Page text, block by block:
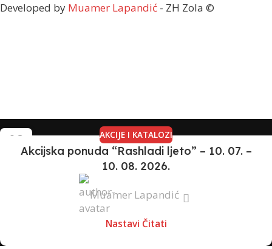
Developed by Muamer Lapandić - ZH Zola ©
08 AKCIJE I KATALOZI
Akcijska ponuda “Rashladi ljeto” – 10. 07. –
10. 08. 2026.
Muamer Lapandić
Nastavi Čitati